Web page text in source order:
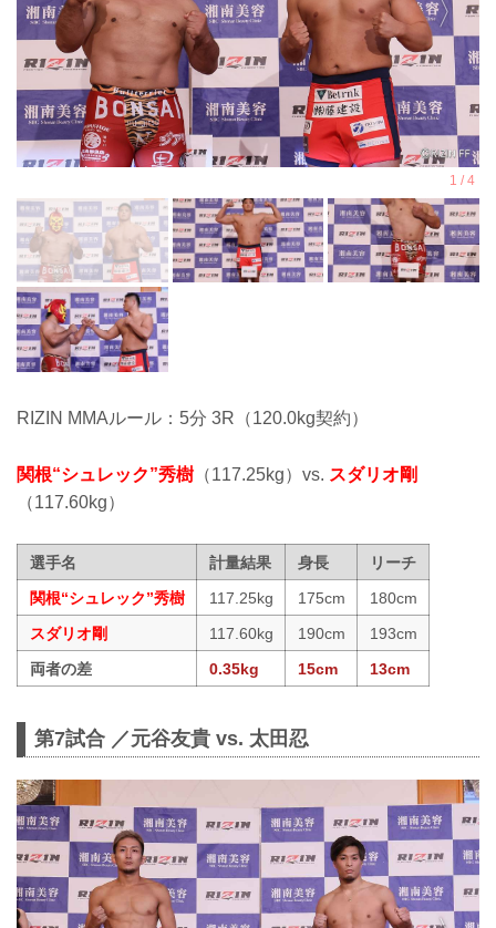
RIZIN MMAルール：5分 3R（120.0kg契約）
関根“シュレック”秀樹 （117.25kg）vs. スダリオ剛
（117.60kg）
選手名 計量結果 身長
リーチ
関根“シュレック”秀樹
117.25kg 175cm
180cm
スダリオ剛
117.60kg 190cm
193cm
両者の差
0.35kg 15cm 13cm
第7試合 ／元谷友貴 vs. 太田忍